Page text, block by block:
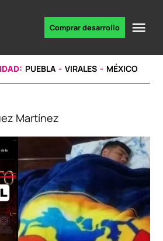
noticias
Comprar desarrollo
PUEBLA VIRALES MÉXICO
Martínez